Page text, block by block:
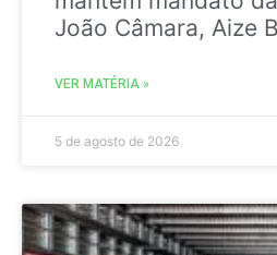
João Câmara, Aize
VER MATÉRIA »
5 de agosto de 2026